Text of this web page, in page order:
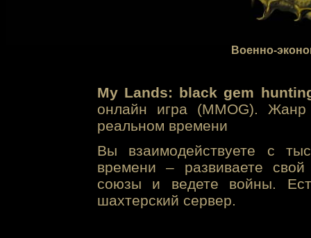
Военно-
My Lands: black gem
онлайн игра (MMOG). Жанр
реальном времени
Вы взаимодействуете с
времени – развиваете свой
союзы и ведете войны.
шахтерский сервер.